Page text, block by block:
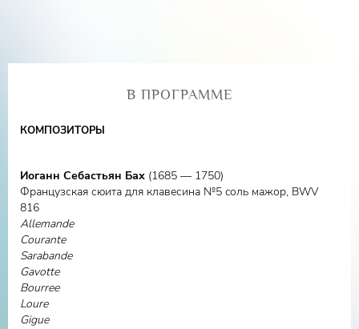
В ПРОГРАММЕ
КОМПОЗИТОРЫ
Иоганн Себастьян Бах (1685 — 1750)
Французская сюита для клавесина №5 cоль мажор, BWV
816
Allemande
Courante
Sarabande
Gavotte
Bourree
Loure
Gigue